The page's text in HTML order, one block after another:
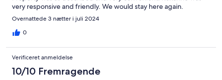
very responsive and friendly. We would stay here again.
Overnattede 3 nætter i juli 2024
0
Verificeret anmeldelse
10/10 Fremragende